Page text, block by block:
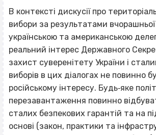
В контексті дискусії про
вибори за результатами вчорашньої
українською та американською
реальний інтерес Державного
захист суверенітету України і
виборів в цих діалогах не повинно
російському інтересу. Будь‐яке
перезавантаження повинно
сталих безпекових гарантій та на
основі (закон, практики та